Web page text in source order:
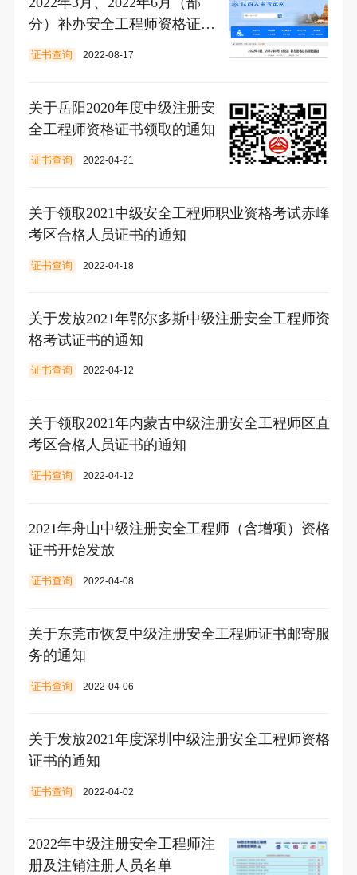
分）补办安全工程师资格证书
领取通知
证书查询 2022-08-17
关于岳阳2020年度中级注册安
全工程师资格证书领取的通知
证书查询 2022-04-21
关于领取2021中级安全工程师职业资格考试赤峰
考区合格人员证书的通知
证书查询 2022-04-18
关于发放2021年鄂尔多斯中级注册安全工程师资
格考试证书的通知
证书查询 2022-04-12
关于领取2021年内蒙古中级注册安全工程师区直
考区合格人员证书的通知
证书查询 2022-04-12
2021年舟山中级注册安全工程师（含增项）资格
证书开始发放
证书查询 2022-04-08
关于东莞市恢复中级注册安全工程师证书邮寄服
务的通知
证书查询 2022-04-06
关于发放2021年度深圳中级注册安全工程师资格
证书的通知
证书查询 2022-04-02
2022年中级注册安全工程师注
册及注销注册人员名单